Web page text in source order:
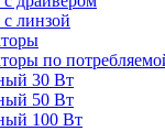
линзой
по
30 Вт
50 Вт
100 Вт